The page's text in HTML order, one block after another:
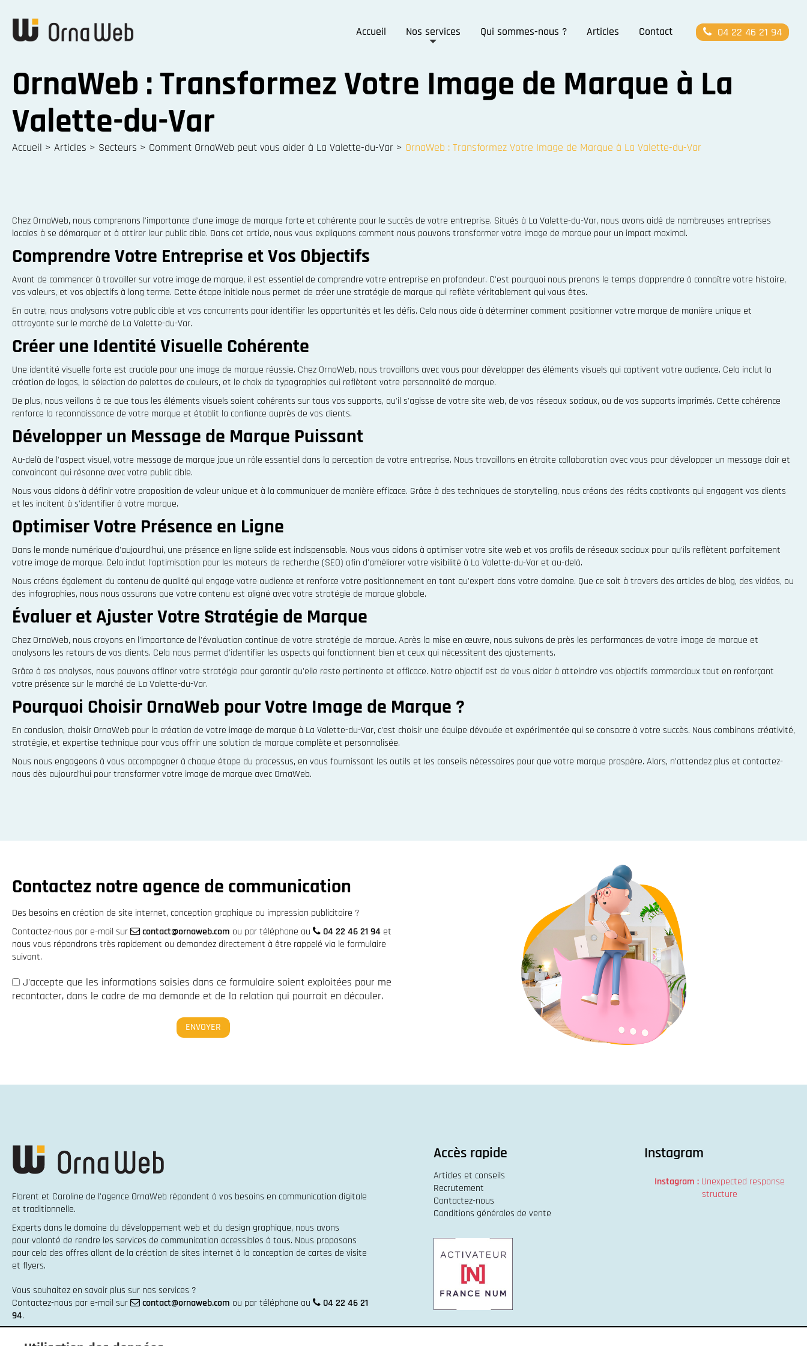
Accueil Nos services Qui sommes-nous ? Articles Contact 04 22 46 21 94
OrnaWeb : Transformez Votre Image de Marque à La
Valette-du-Var
Accueil > Articles > Secteurs > Comment OrnaWeb peut vous aider à La Valette-du-Var > OrnaWeb : Transformez Votre Image de Marque à La Valette-du-Var
Chez OrnaWeb, nous comprenons l'importance d'une image de marque forte et cohérente pour le succès de votre entreprise. Situés à La Valette-du-Var, nous avons aidé de nombreuses entreprises
locales à se démarquer et à attirer leur public cible. Dans cet article, nous vous expliquons comment nous pouvons transformer votre image de marque pour un impact maximal.
Comprendre Votre Entreprise et Vos Objectifs
Avant de commencer à travailler sur votre image de marque, il est essentiel de comprendre votre entreprise en profondeur. C'est pourquoi nous prenons le temps d'apprendre à connaître votre histoire,
vos valeurs, et vos objectifs à long terme. Cette étape initiale nous permet de créer une stratégie de marque qui reflète véritablement qui vous êtes.
En outre, nous analysons votre public cible et vos concurrents pour identifier les opportunités et les défis. Cela nous aide à déterminer comment positionner votre marque de manière unique et
attrayante sur le marché de La Valette-du-Var.
Créer une Identité Visuelle Cohérente
Une identité visuelle forte est cruciale pour une image de marque réussie. Chez OrnaWeb, nous travaillons avec vous pour développer des éléments visuels qui captivent votre audience. Cela inclut la
création de logos, la sélection de palettes de couleurs, et le choix de typographies qui reflètent votre personnalité de marque.
De plus, nous veillons à ce que tous les éléments visuels soient cohérents sur tous vos supports, qu'il s'agisse de votre site web, de vos réseaux sociaux, ou de vos supports imprimés. Cette cohérence
renforce la reconnaissance de votre marque et établit la confiance auprès de vos clients.
Développer un Message de Marque Puissant
Au-delà de l'aspect visuel, votre message de marque joue un rôle essentiel dans la perception de votre entreprise. Nous travaillons en étroite collaboration avec vous pour développer un message clair et
convaincant qui résonne avec votre public cible.
Nous vous aidons à définir votre proposition de valeur unique et à la communiquer de manière efficace. Grâce à des techniques de storytelling, nous créons des récits captivants qui engagent vos clients
et les incitent à s'identifier à votre marque.
Optimiser Votre Présence en Ligne
Dans le monde numérique d'aujourd'hui, une présence en ligne solide est indispensable. Nous vous aidons à optimiser votre site web et vos profils de réseaux sociaux pour qu'ils reflètent parfaitement
votre image de marque. Cela inclut l'optimisation pour les moteurs de recherche (SEO) afin d'améliorer votre visibilité à La Valette-du-Var et au-delà.
Nous créons également du contenu de qualité qui engage votre audience et renforce votre positionnement en tant qu'expert dans votre domaine. Que ce soit à travers des articles de blog, des vidéos, ou
des infographies, nous nous assurons que votre contenu est aligné avec votre stratégie de marque globale.
Évaluer et Ajuster Votre Stratégie de Marque
Chez OrnaWeb, nous croyons en l'importance de l'évaluation continue de votre stratégie de marque. Après la mise en œuvre, nous suivons de près les performances de votre image de marque et
analysons les retours de vos clients. Cela nous permet d'identifier les aspects qui fonctionnent bien et ceux qui nécessitent des ajustements.
Grâce à ces analyses, nous pouvons affiner votre stratégie pour garantir qu'elle reste pertinente et efficace. Notre objectif est de vous aider à atteindre vos objectifs commerciaux tout en renforçant
votre présence sur le marché de La Valette-du-Var.
Pourquoi Choisir OrnaWeb pour Votre Image de Marque ?
En conclusion, choisir OrnaWeb pour la création de votre image de marque à La Valette-du-Var, c'est choisir une équipe dévouée et expérimentée qui se consacre à votre succès. Nous combinons créativité,
stratégie, et expertise technique pour vous offrir une solution de marque complète et personnalisée.
Nous nous engageons à vous accompagner à chaque étape du processus, en vous fournissant les outils et les conseils nécessaires pour que votre marque prospère. Alors, n'attendez plus et contactez-
nous dès aujourd'hui pour transformer votre image de marque avec OrnaWeb.
Contactez notre agence de communication
Des besoins en création de site internet, conception graphique ou impression publicitaire ?
Contactez-nous par e-mail sur
contact@ornaweb.com ou par téléphone au 04 22 46 21 94 et
nous vous répondrons très rapidement ou demandez directement à être rappelé via le formulaire
suivant.
J'accepte que les informations saisies dans ce formulaire soient exploitées pour me
recontacter, dans le cadre de ma demande et de la relation qui pourrait en découler.
Florent et Caroline de l'agence OrnaWeb répondent à vos besoins en communication digitale
et traditionnelle.
Experts dans le domaine du développement web et du design graphique, nous avons
pour volonté de rendre les services de communication accessibles à tous. Nous proposons
pour cela des offres allant de la création de sites internet à la conception de cartes de visite
et flyers.
Vous souhaitez en savoir plus sur nos services ?
Contactez-nous par e-mail sur
contact@ornaweb.com ou par téléphone au
04 22 46 21
94.
Accès rapide
Articles et conseils
Recrutement
Contactez-nous
Conditions générales de vente
Instagram
Instagram : Unexpected response
structure